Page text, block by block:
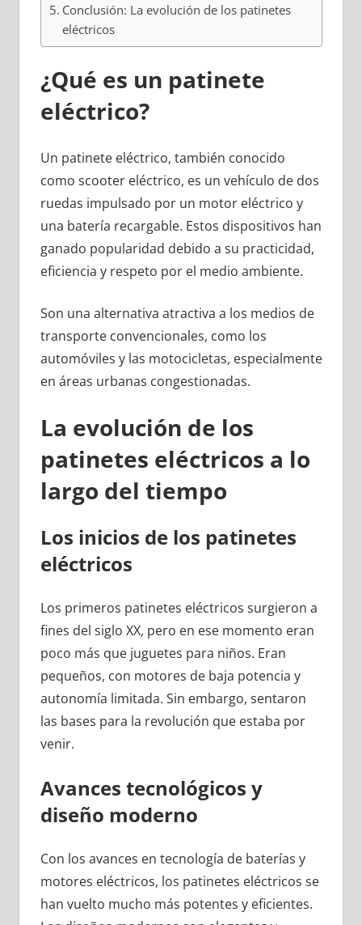
Conclusión: La evolución de los patinetes
eléctricos
¿Qué es un patinete
eléctrico?
Un patinete eléctrico, también conocido
como scooter eléctrico, es un vehículo de dos
ruedas impulsado por un motor eléctrico y
una batería recargable. Estos dispositivos han
ganado popularidad debido a su practicidad,
eficiencia y respeto por el medio ambiente.
Son una alternativa atractiva a los medios de
transporte convencionales, como los
automóviles y las motocicletas, especialmente
en áreas urbanas congestionadas.
La evolución de los
patinetes eléctricos a lo
largo del tiempo
Los inicios de los patinetes
eléctricos
Los primeros patinetes eléctricos surgieron a
fines del siglo XX, pero en ese momento eran
poco más que juguetes para niños. Eran
pequeños, con motores de baja potencia y
autonomía limitada. Sin embargo, sentaron
las bases para la revolución que estaba por
venir.
Avances tecnológicos y
diseño moderno
Con los avances en tecnología de baterías y
motores eléctricos, los patinetes eléctricos se
han vuelto mucho más potentes y eficientes.